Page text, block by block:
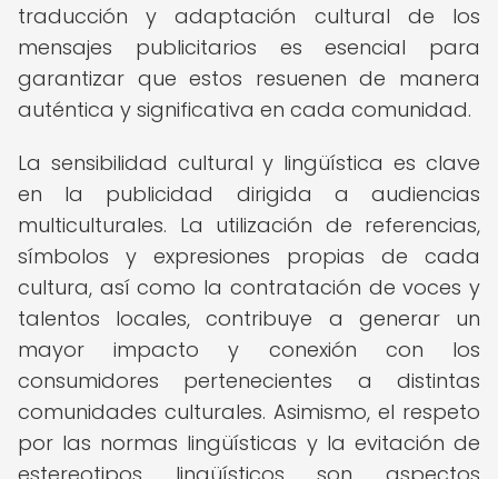
traducción y adaptación cultural de los
mensajes publicitarios es esencial para
garantizar que estos resuenen de manera
auténtica y significativa en cada comunidad.
La sensibilidad cultural y lingüística es clave
en la publicidad dirigida a audiencias
multiculturales. La utilización de referencias,
símbolos y expresiones propias de cada
cultura, así como la contratación de voces y
talentos locales, contribuye a generar un
mayor impacto y conexión con los
consumidores pertenecientes a distintas
comunidades culturales. Asimismo, el respeto
por las normas lingüísticas y la evitación de